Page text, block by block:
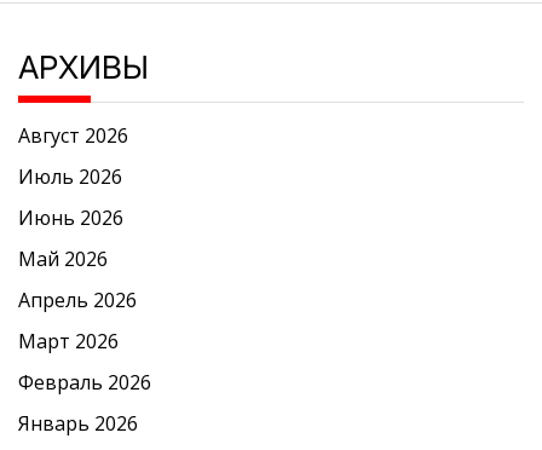
АРХИВЫ
Август 2026
Июль 2026
Июнь 2026
Май 2026
Апрель 2026
Март 2026
Февраль 2026
Январь 2026